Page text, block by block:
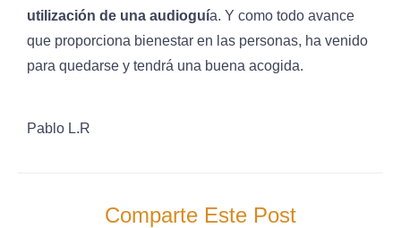
utilización de una audioguía. Y como todo avance
que proporciona bienestar en las personas, ha venido
para quedarse y tendrá una buena acogida.
Pablo L.R
Comparte Este Post